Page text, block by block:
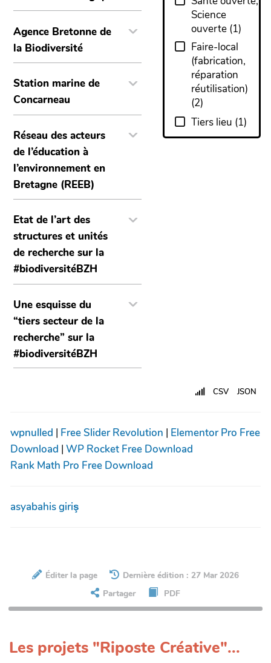
Science
ouverte (1)
Faire-local
(fabrication,
réparation
réutilisation)
(2)
Tiers lieu (1)
Agence Bretonne de
la Biodiversité
Station marine de
Concarneau
Réseau des acteurs
de l’éducation à
l’environnement en
Bretagne (REEB)
Etat de l’art des
structures et unités
de recherche sur la
#biodiversitéBZH
Une esquisse du
“tiers secteur de la
recherche” sur la
#biodiversitéBZH
CSV JSON
wpnulled | Free Slider Revolution | Elementor Pro Free
Download | WP Rocket Free Download
Rank Math Pro Free Download
asyabahis giriş
Éditer la page
Dernière édition : 27 Mar 2026
Partager
PDF